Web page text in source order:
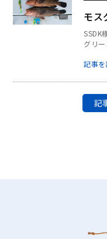
モス
SSDK
グリ
記事を
記